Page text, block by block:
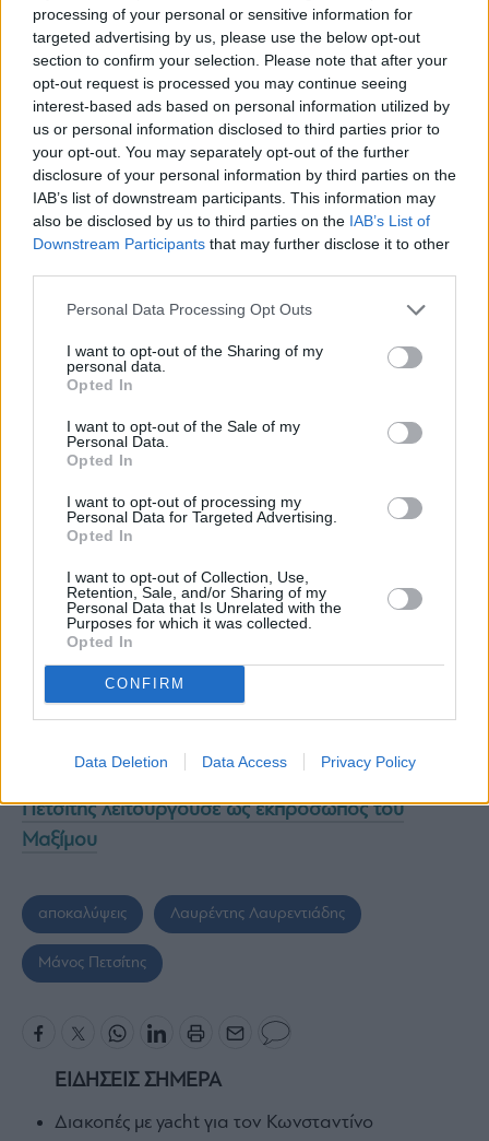
processing of your personal or sensitive information for
targeted advertising by us, please use the below opt-out
section to confirm your selection. Please note that after your
opt-out request is processed you may continue seeing
interest-based ads based on personal information utilized by
us or personal information disclosed to third parties prior to
your opt-out. You may separately opt-out of the further
disclosure of your personal information by third parties on the
IAB’s list of downstream participants. This information may
also be disclosed by us to third parties on the IAB’s List of
Downstream Participants that may further disclose it to other
Personal Data Processing Opt Outs
I want to opt-out of the Sharing of my
personal data.
Opted In
I want to opt-out of the Sale of my
Personal Data.
Opted In
I want to opt-out of processing my
Personal Data for Targeted Advertising.
Opted In
I want to opt-out of Collection, Use,
Retention, Sale, and/or Sharing of my
Personal Data that Is Unrelated with the
Purposes for which it was collected.
Opted In
CONFIRM
Data Deletion Data Access Privacy Policy
εμφανίζεται ως ο εκπρόσωπος της εταιρείας
Chemstorage Limited στην Ελλάδα. Ποια είναι
αυτή η εταιρεία, διαχειριστής της οποίας είναι
σήμερα η APLAW Services Limited, δηλαδή η
νομική φίρμα των Πιερή και Αρτεμίου;
Είναι μια ακόμη εταιρεία συμφερόντων
Λαυρεντιάδη, η οποία σχετίζεται με την
περιβόητη BFS Ανώνυμη Εμπορική και
Βιομηχανική Εταιρεία Χημικών. Επιταγές της
BFS κατέθετε η ELFE για να προμηθεύεται
επιταγές αυτές είχαν «σκάσει» και για αυτό
μνημονεύονται στις δικαστικές διενέξεις της
επιχείρησης αερίου με την ELFE.
Μάλιστα, όπως αποκαλύπτει το newsbomb, σε
Μανώλη Πετσίτη στον πρώην Διευθύνοντα
Σύμβουλο της ΔΕΠΑ Θόδωρο Κιτσάκο το
2017, δήλωσε στους κλητήρες την ιδιότητα
του εκπροσώπου της Chemstorage Limited,
ενώ ένα τρίμηνο πριν δήλωνε εκπρόσωπος
του Μαξίμου.
ΔΙΑΒΑΣΤΕ ΑΚΟΜΗ:«Βόμβα» στα θεμέλια της
Πετσίτης λειτουργούσε ως εκπρόσωπος του
Μαξίμου
αποκαλύψεις Λαυρέντης Λαυρεντιάδης
Μάνος Πετσίτης
ΕΙΔΗΣΕΙΣ ΣΗΜΕΡΑ
Διακοπές με yacht για τον Κωνσταντίνο